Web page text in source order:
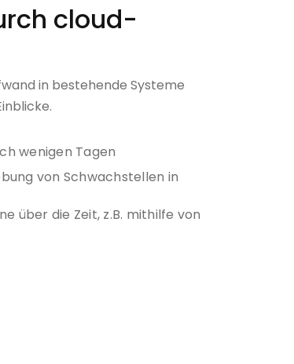
cloud-
in bestehende Systeme
wenigen Tagen
von Schwachstellen in
über die Zeit, z.B. mithilfe von